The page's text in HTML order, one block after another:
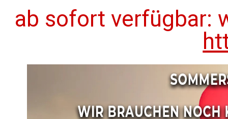
ab sofort verfügbar: